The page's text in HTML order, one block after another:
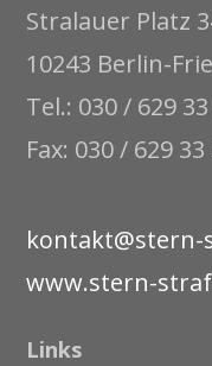
Stralauer Platz
10243 Berlin-
Tel.: 030 / 629 33
Fax: 030 / 629
www.stern-
Links